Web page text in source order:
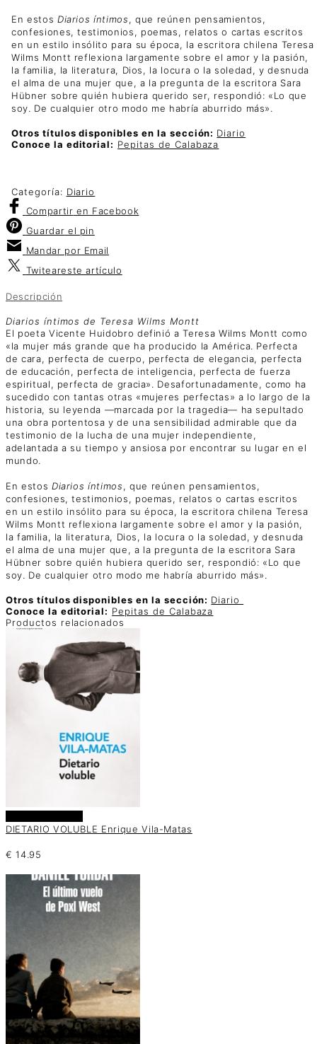
En estos Diarios íntimos, que reúnen pensamientos,
confesiones, testimonios, poemas, relatos o cartas escritos
en un estilo insólito para su época, la escritora chilena Teresa
Wilms Montt reflexiona largamente sobre el amor y la pasión,
la familia, la literatura, Dios, la locura o la soledad, y desnuda
el alma de una mujer que, a la pregunta de la escritora Sara
Hübner sobre quién hubiera querido ser, respondió: «Lo que
soy. De cualquier otro modo me habría aburrido más».
Otros títulos disponibles en la sección: Diario
Conoce la editorial: Pepitas de Calabaza
Categoría: Diario
Compartir en Facebook
Guardar el pin
Mandar por Email
Twiteareste artículo
Descripción
Diarios íntimos de Teresa Wilms Montt
El poeta Vicente Huidobro definió a Teresa Wilms Montt como
«la mujer más grande que ha producido la América. Perfecta
de cara, perfecta de cuerpo, perfecta de elegancia, perfecta
de educación, perfecta de inteligencia, perfecta de fuerza
espiritual, perfecta de gracia». Desafortunadamente, como ha
sucedido con tantas otras «mujeres perfectas» a lo largo de la
historia, su leyenda —marcada por la tragedia— ha sepultado
una obra portentosa y de una sensibilidad admirable que da
testimonio de la lucha de una mujer independiente,
adelantada a su tiempo y ansiosa por encontrar su lugar en el
mundo.
En estos Diarios íntimos, que reúnen pensamientos,
confesiones, testimonios, poemas, relatos o cartas escritos
en un estilo insólito para su época, la escritora chilena Teresa
Wilms Montt reflexiona largamente sobre el amor y la pasión,
la familia, la literatura, Dios, la locura o la soledad, y desnuda
el alma de una mujer que, a la pregunta de la escritora Sara
Hübner sobre quién hubiera querido ser, respondió: «Lo que
soy. De cualquier otro modo me habría aburrido más».
Otros títulos disponibles en la sección: Diario
Conoce la editorial: Pepitas de Calabaza
Productos relacionados
DIETARIO VOLUBLE Enrique Vila-Matas
€ 14.95